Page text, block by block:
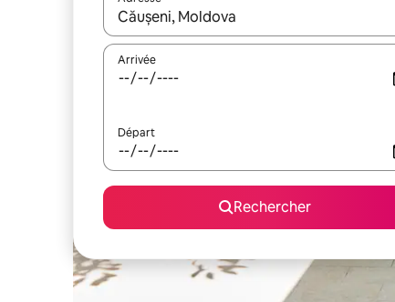
Lorsque les résultats s'affichent, utilisez les
Arrivée
Départ
Rechercher